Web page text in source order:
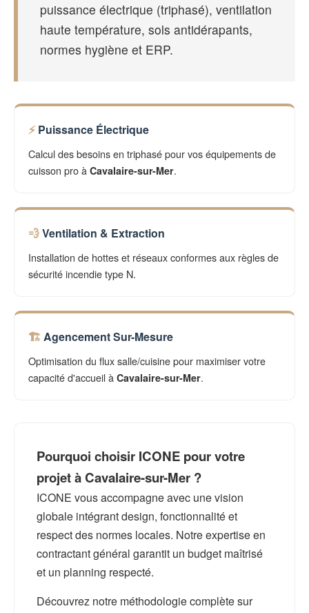
puissance électrique (triphasé), ventilation
haute température, sols antidérapants,
normes hygiène et ERP.
Puissance Électrique
Calcul des besoins en triphasé pour vos équipements de
cuisson pro à Cavalaire-sur-Mer.
Ventilation & Extraction
Installation de hottes et réseaux conformes aux règles de
sécurité incendie type N.
Agencement Sur-Mesure
Optimisation du flux salle/cuisine pour maximiser votre
capacité d'accueil à Cavalaire-sur-Mer.
Pourquoi choisir ICONE pour votre
projet à Cavalaire-sur-Mer ?
ICONE vous accompagne avec une vision
globale intégrant design, fonctionnalité et
respect des normes locales. Notre expertise en
contractant général garantit un budget maîtrisé
et un planning respecté.
Découvrez notre méthodologie complète sur